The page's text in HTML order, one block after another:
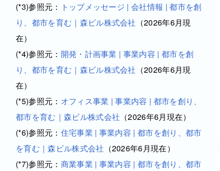
(*3)参照元：
トップメッセージ | 会社情報 | 都市を創
り、都市を育む｜森ビル株式会社 （2026年6月現
在）
(*4)参照元： 開発・計画事業 | 事業内容 | 都市を創
り、都市を育む｜森ビル株式会社 （2026年6月現
在）
(*5)参照元： オフィス事業 | 事業内容 | 都市を創り、
都市を育む｜森ビル株式会社 （2026年6月現在）
(*6)参照元： 住宅事業 | 事業内容 | 都市を創り、都市
を育む｜森ビル株式会社 （2026年6月現在）
(*7)参照元： 商業事業 | 事業内容 | 都市を創り、都市